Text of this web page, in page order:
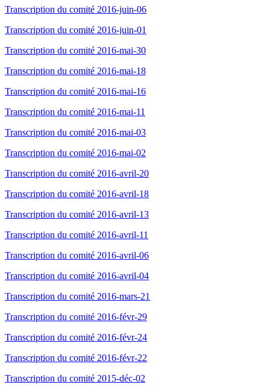
Transcription du comité 2016-juin-06
Transcription du comité 2016-juin-01
Transcription du comité 2016-mai-30
Transcription du comité 2016-mai-18
Transcription du comité 2016-mai-16
Transcription du comité 2016-mai-11
Transcription du comité 2016-mai-03
Transcription du comité 2016-mai-02
Transcription du comité 2016-avril-20
Transcription du comité 2016-avril-18
Transcription du comité 2016-avril-13
Transcription du comité 2016-avril-11
Transcription du comité 2016-avril-06
Transcription du comité 2016-avril-04
Transcription du comité 2016-mars-21
Transcription du comité 2016-févr-29
Transcription du comité 2016-févr-24
Transcription du comité 2016-févr-22
Transcription du comité 2015-déc-02